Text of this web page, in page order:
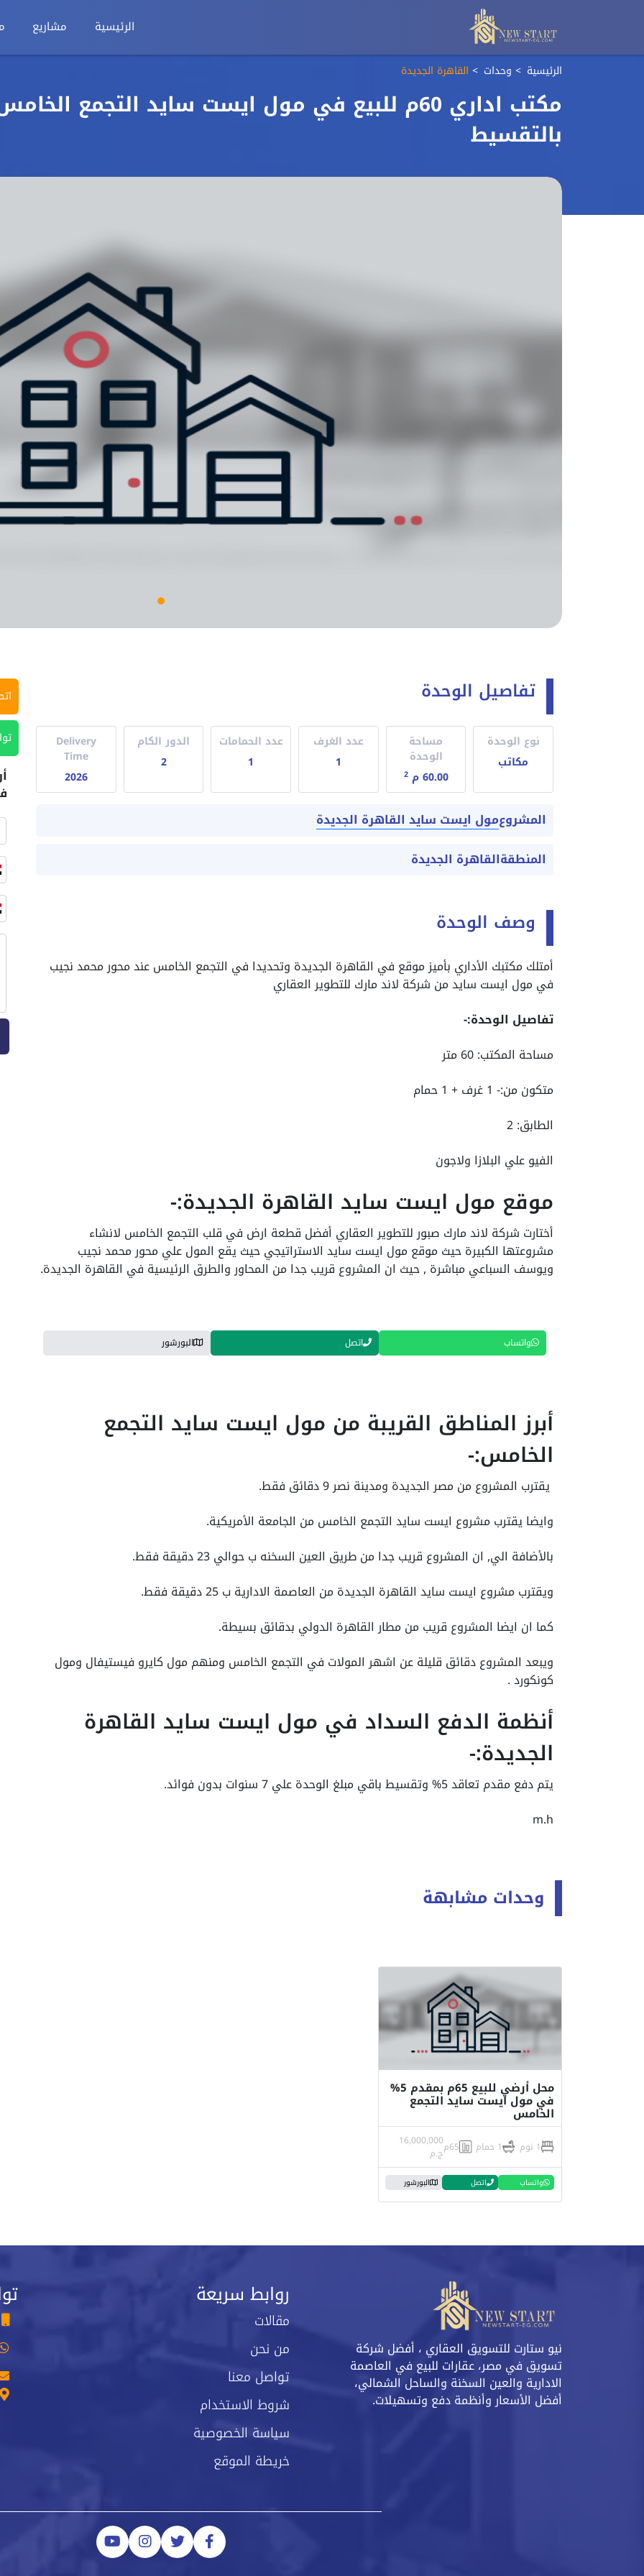
الرئيسية مشاريع
الرئيسية وحدات القاهرة الجديدة
مكتب اداري 60م للبيع في مول ايست سايد التجمع
بالتقسيط
تفاصيل الوحدة
نوع الوحدة
مكاتب
مساحة
الوحدة
60.00 م
2
عدد الغرف
1
عدد الحمامات
1
الدور الكام
2
Delivery
Time
2026
المشروعمول ايست سايد القاهرة الجديدة
المنطقةالقاهرة الجديدة
وصف الوحدة
أمتلك مكتبك الأداري بأميز موقع في القاهرة الجديدة وتحديدا في التجمع الخامس عند محور محمد نجيب
في مول ايست سايد من شركة لاند مارك للتطوير العقاري
تفاصيل الوحدة:-
مساحة المكتب: 60 متر
متكون من:- 1 غرف + 1 حمام
الطابق: 2
الفيو علي البلازا ولاجون
موقع مول ايست سايد القاهرة الجديدة:-
أختارت شركة لاند مارك صبور للتطوير العقاري أفضل قطعة ارض في قلب التجمع الخامس لانشاء
مشروعتها الكبيرة حيث موقع مول ايست سايد الاستراتيجي حيث يقع المول علي محور محمد نجيب
ويوسف السباعي مباشرة , حيث ان المشروع قريب جدا من المحاور والطرق الرئيسية في القاهرة الجديدة.
واتساب اتصل البورشور
أبرز المناطق القريبة من مول ايست سايد التجمع
الخامس:-
يقترب المشروع من مصر الجديدة ومدينة نصر 9 دقائق فقط.
وايضا يقترب مشروع ايست سايد التجمع الخامس من الجامعة الأمريكية.
بالأضافة الي, ان المشروع قريب جدا من طريق العين السخنه ب حوالي 23 دقيقة فقط.
ويقترب مشروع ايست سايد القاهرة الجديدة من العاصمة الادارية ب 25 دقيقة فقط.
كما ان ايضا المشروع قريب من مطار القاهرة الدولي بدقائق بسيطة.
ويبعد المشروع دقائق قليلة عن اشهر المولات في التجمع الخامس ومنهم مول كايرو فيستيفال ومول
كونكورد .
أنظمة الدفع السداد في مول ايست سايد القاهرة
الجديدة:-
يتم دفع مقدم تعاقد 5% وتقسيط باقي مبلغ الوحدة علي 7 سنوات بدون فوائد.
m.h
وحدات مشابهة
محل أرضي للبيع 65م بمقدم 5%
في مول ايست سايد التجمع
الخامس
1 نوم 1 حمام 65م 16,000,000
ج.م
واتساب اتصل البورشور
نيو ستارت للتسويق العقاري ، أفضل شركة
تسويق في مصر، عقارات للبيع في العاصمة
الادارية والعين السخنة والساحل الشمالي،
أفضل الأسعار وأنظمة دفع وتسهيلات.
روابط سريعة
مقالات
من نحن
تواصل معنا
شروط الاستخدام
سياسة الخصوصية
خريطة الموقع